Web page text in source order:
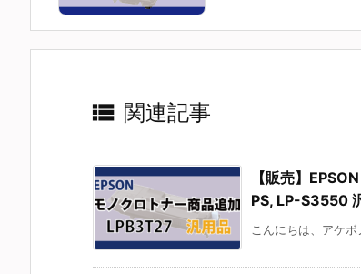
 関連記事
【販売】
PS, LP-S3550
こんにちは、アケ